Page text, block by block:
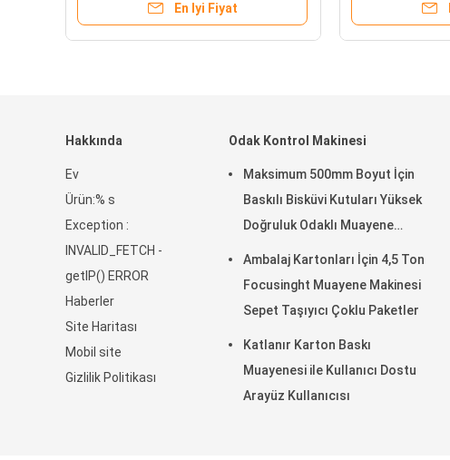
En Iyi Fiyat
Hakkında
Ev
Ürün:% s
Exception :
INVALID_FETCH -
getIP() ERROR
Haberler
Site Haritası
Mobil site
Gizlilik Politikası
Odak Kontrol Makinesi
Maksimum 500mm Boyut İçin
Baskılı Bisküvi Kutuları Yüksek
Doğruluk Odaklı Muayene
Ambalaj Kartonları İçin 4,5 Ton
Focusinght Muayene Makinesi
Sepet Taşıyıcı Çoklu Paketler
Katlanır Karton Baskı
Muayenesi ile Kullanıcı Dostu
Arayüz Kullanıcısı